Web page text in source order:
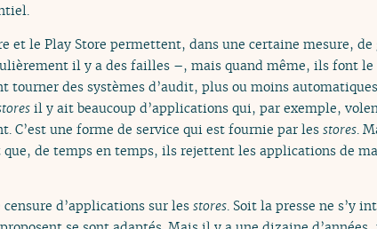
et le Play Store permettent, dans une certaine mesure,
il y a des failles –, mais quand même, ils font
des systèmes d’audit, plus ou moins
il y ait beaucoup d’applications qui, par exemple,
C’est une forme de service qui est fournie par les stores.
de temps en temps, ils rejettent les applications de
d’applications sur les stores. Soit la presse ne s’y